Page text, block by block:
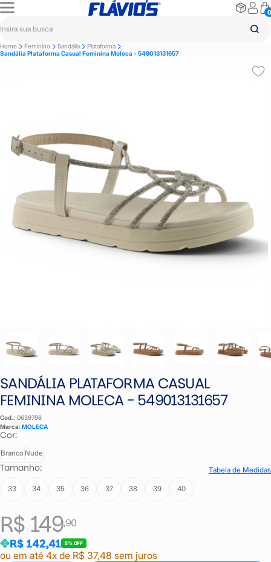
0
Home Feminino Sandália
Plataforma
Sandália Plataforma Casual Feminina Moleca - 549013131657
SANDÁLIA PLATAFORMA CASUAL
FEMININA MOLECA - 549013131657
Cod.: 0639798
Marca: MOLECA
R$ 149,90
R$ 142,41 5% OFF
ou em até 4x de R$ 37,48 sem juros
Cor:
Branco Nude
Tamanho: Tabela de Medidas
33 34 35 36 37 38 39 40